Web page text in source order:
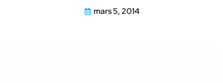
mars 5, 2014